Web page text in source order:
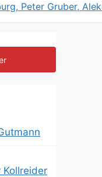
Peter Gruber,